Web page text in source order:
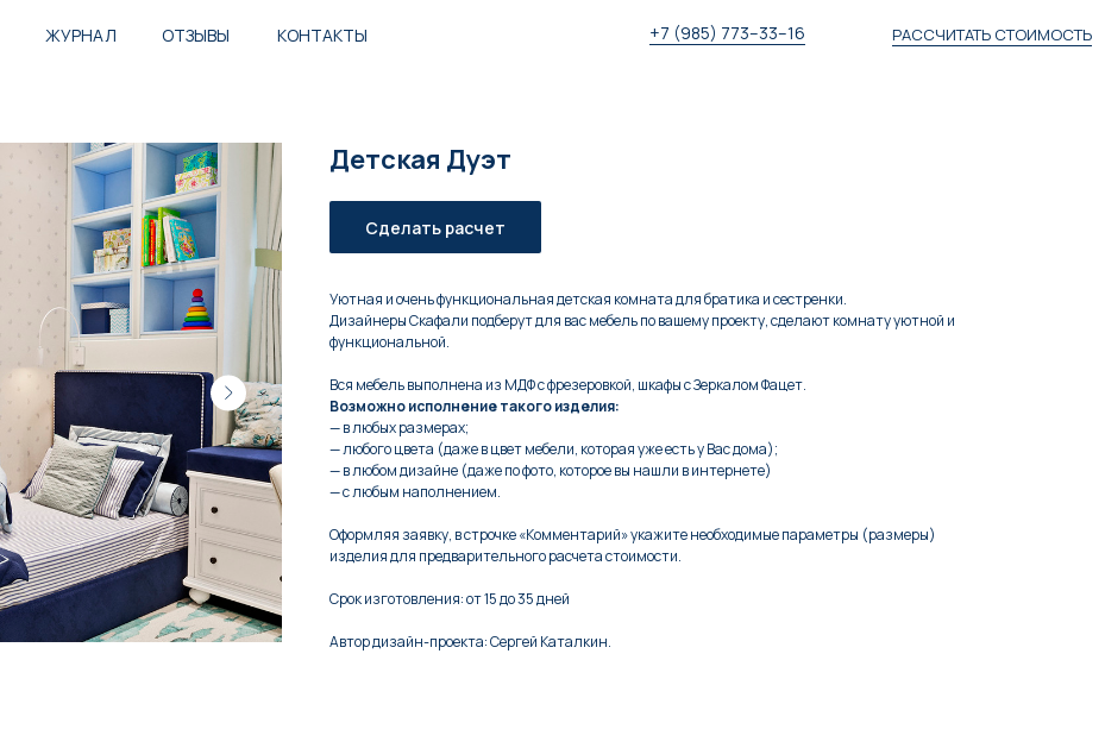
РАССЧИТАТЬ СТОИМОСТЬ
+7 (985) 773–33–16
ОТЗЫВЫ КОНТАКТЫ
ЖУРНАЛ
Детская Дуэт
Сделать расчет
Уютная и очень функциональная детская комната для братика и сестренки.
Дизайнеры Скафали подберут для вас мебель по вашему проекту, сделают комнату уютной и
функциональной.
Вся мебель выполнена из МДФ с фрезеровкой, шкафы с Зеркалом Фацет.
Возможно исполнение такого изделия:
— в любых размерах;
— любого цвета (даже в цвет мебели, которая уже есть у Вас дома);
— в любом дизайне (даже по фото, которое вы нашли в интернете)
— с любым наполнением.
Оформляя заявку, в строчке «Комментарий» укажите необходимые параметры (размеры)
изделия для предварительного расчета стоимости.
Срок изготовления: от 15 до 35 дней
Автор дизайн-проекта: Сергей Каталкин.